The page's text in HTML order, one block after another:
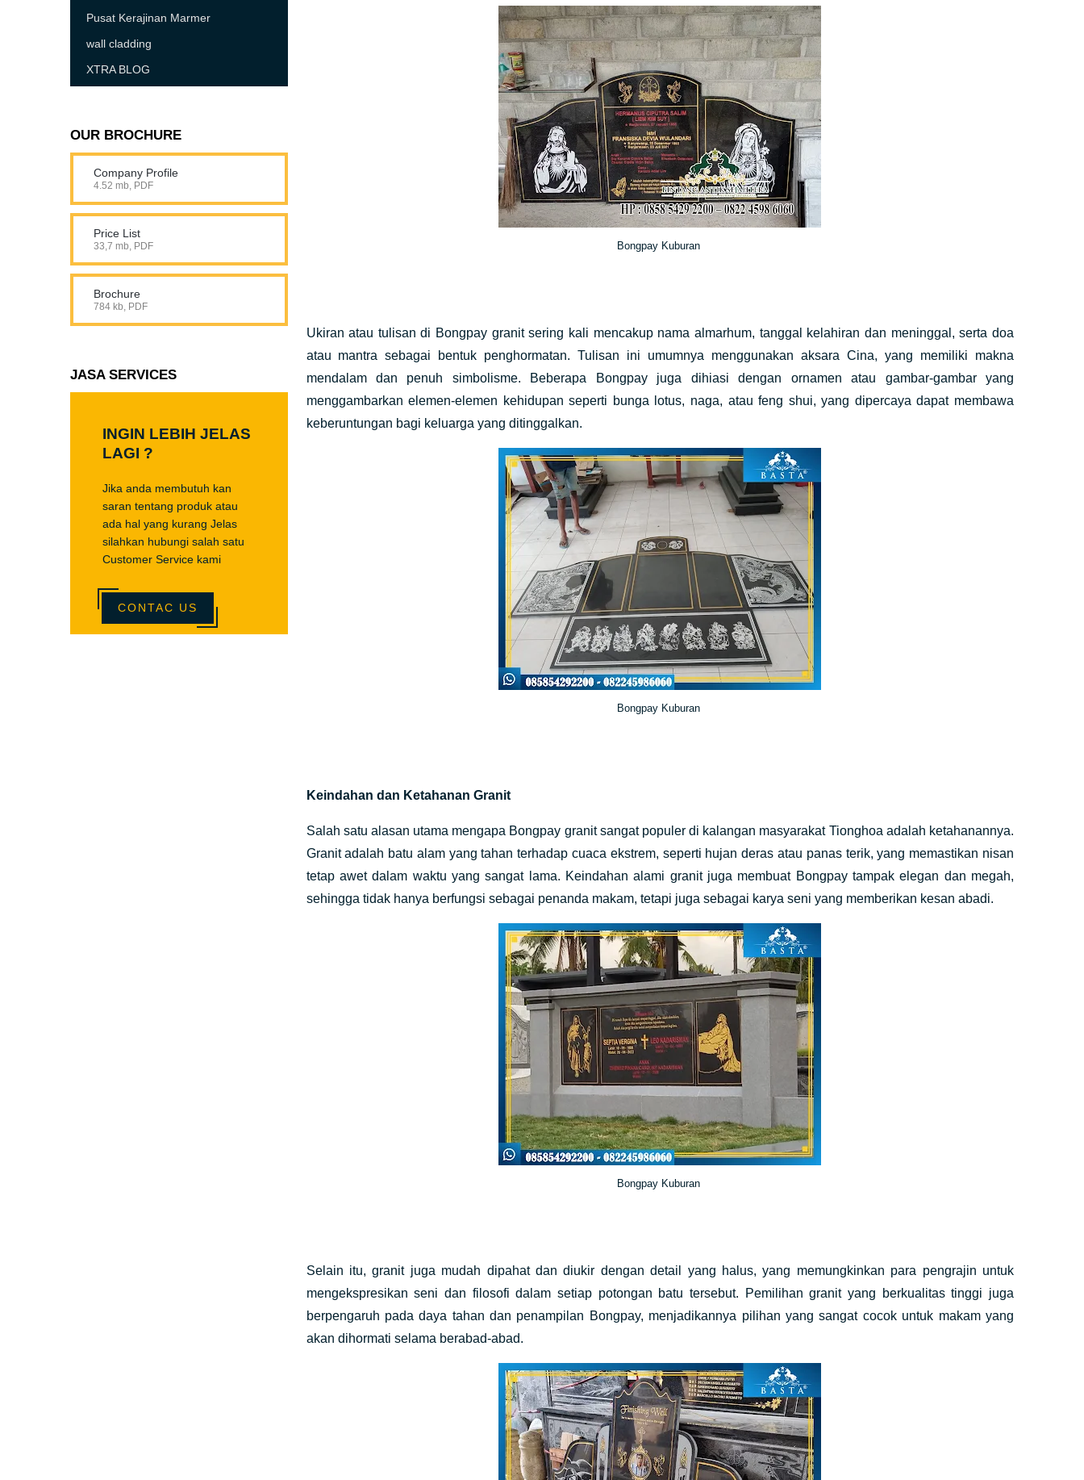
Bongpay Kuburan
Ukiran atau tulisan di Bongpay granit sering kali mencakup nama almarhum, tanggal kelahiran dan meninggal, serta doa
atau mantra sebagai bentuk penghormatan. Tulisan ini umumnya menggunakan aksara Cina, yang memiliki makna
mendalam dan penuh simbolisme. Beberapa Bongpay juga dihiasi dengan ornamen atau gambar-gambar yang
menggambarkan elemen-elemen kehidupan seperti bunga lotus, naga, atau feng shui, yang dipercaya dapat membawa
keberuntungan bagi keluarga yang ditinggalkan.
Bongpay Kuburan
Keindahan dan Ketahanan Granit
Salah satu alasan utama mengapa Bongpay granit sangat populer di kalangan masyarakat Tionghoa adalah ketahanannya.
Granit adalah batu alam yang tahan terhadap cuaca ekstrem, seperti hujan deras atau panas terik, yang memastikan nisan
tetap awet dalam waktu yang sangat lama. Keindahan alami granit juga membuat Bongpay tampak elegan dan megah,
sehingga tidak hanya berfungsi sebagai penanda makam, tetapi juga sebagai karya seni yang memberikan kesan abadi.
Bongpay Kuburan
Selain itu, granit juga mudah dipahat dan diukir dengan detail yang halus, yang memungkinkan para pengrajin untuk
mengekspresikan seni dan filosofi dalam setiap potongan batu tersebut. Pemilihan granit yang berkualitas tinggi juga
berpengaruh pada daya tahan dan penampilan Bongpay, menjadikannya pilihan yang sangat cocok untuk makam yang
akan dihormati selama berabad-abad.
Pusat Kerajinan Marmer
wall cladding
XTRA BLOG
OUR BROCHURE
Company Profile
4.52 mb, PDF
Price List
33,7 mb, PDF
Brochure
784 kb, PDF
JASA SERVICES
INGIN LEBIH JELAS
LAGI ?
Jika anda membutuh kan
saran tentang produk atau
ada hal yang kurang Jelas
silahkan hubungi salah satu
Customer Service kami
CONTAC US